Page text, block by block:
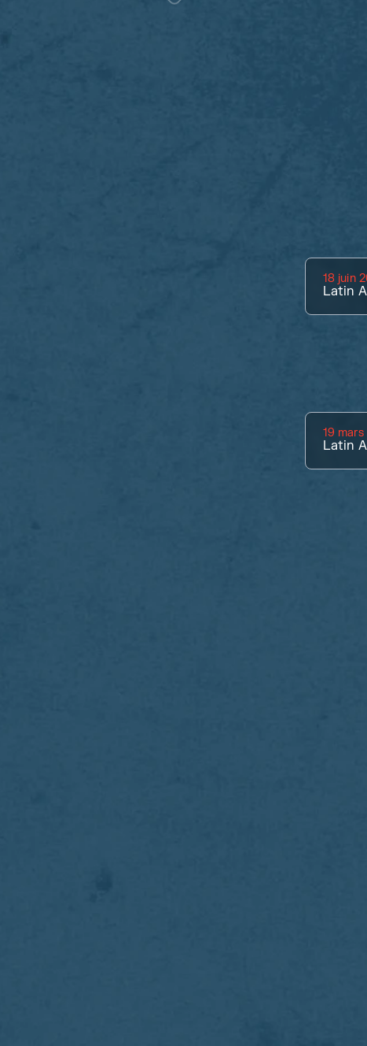
18 juin
Latin
19 mars
Latin